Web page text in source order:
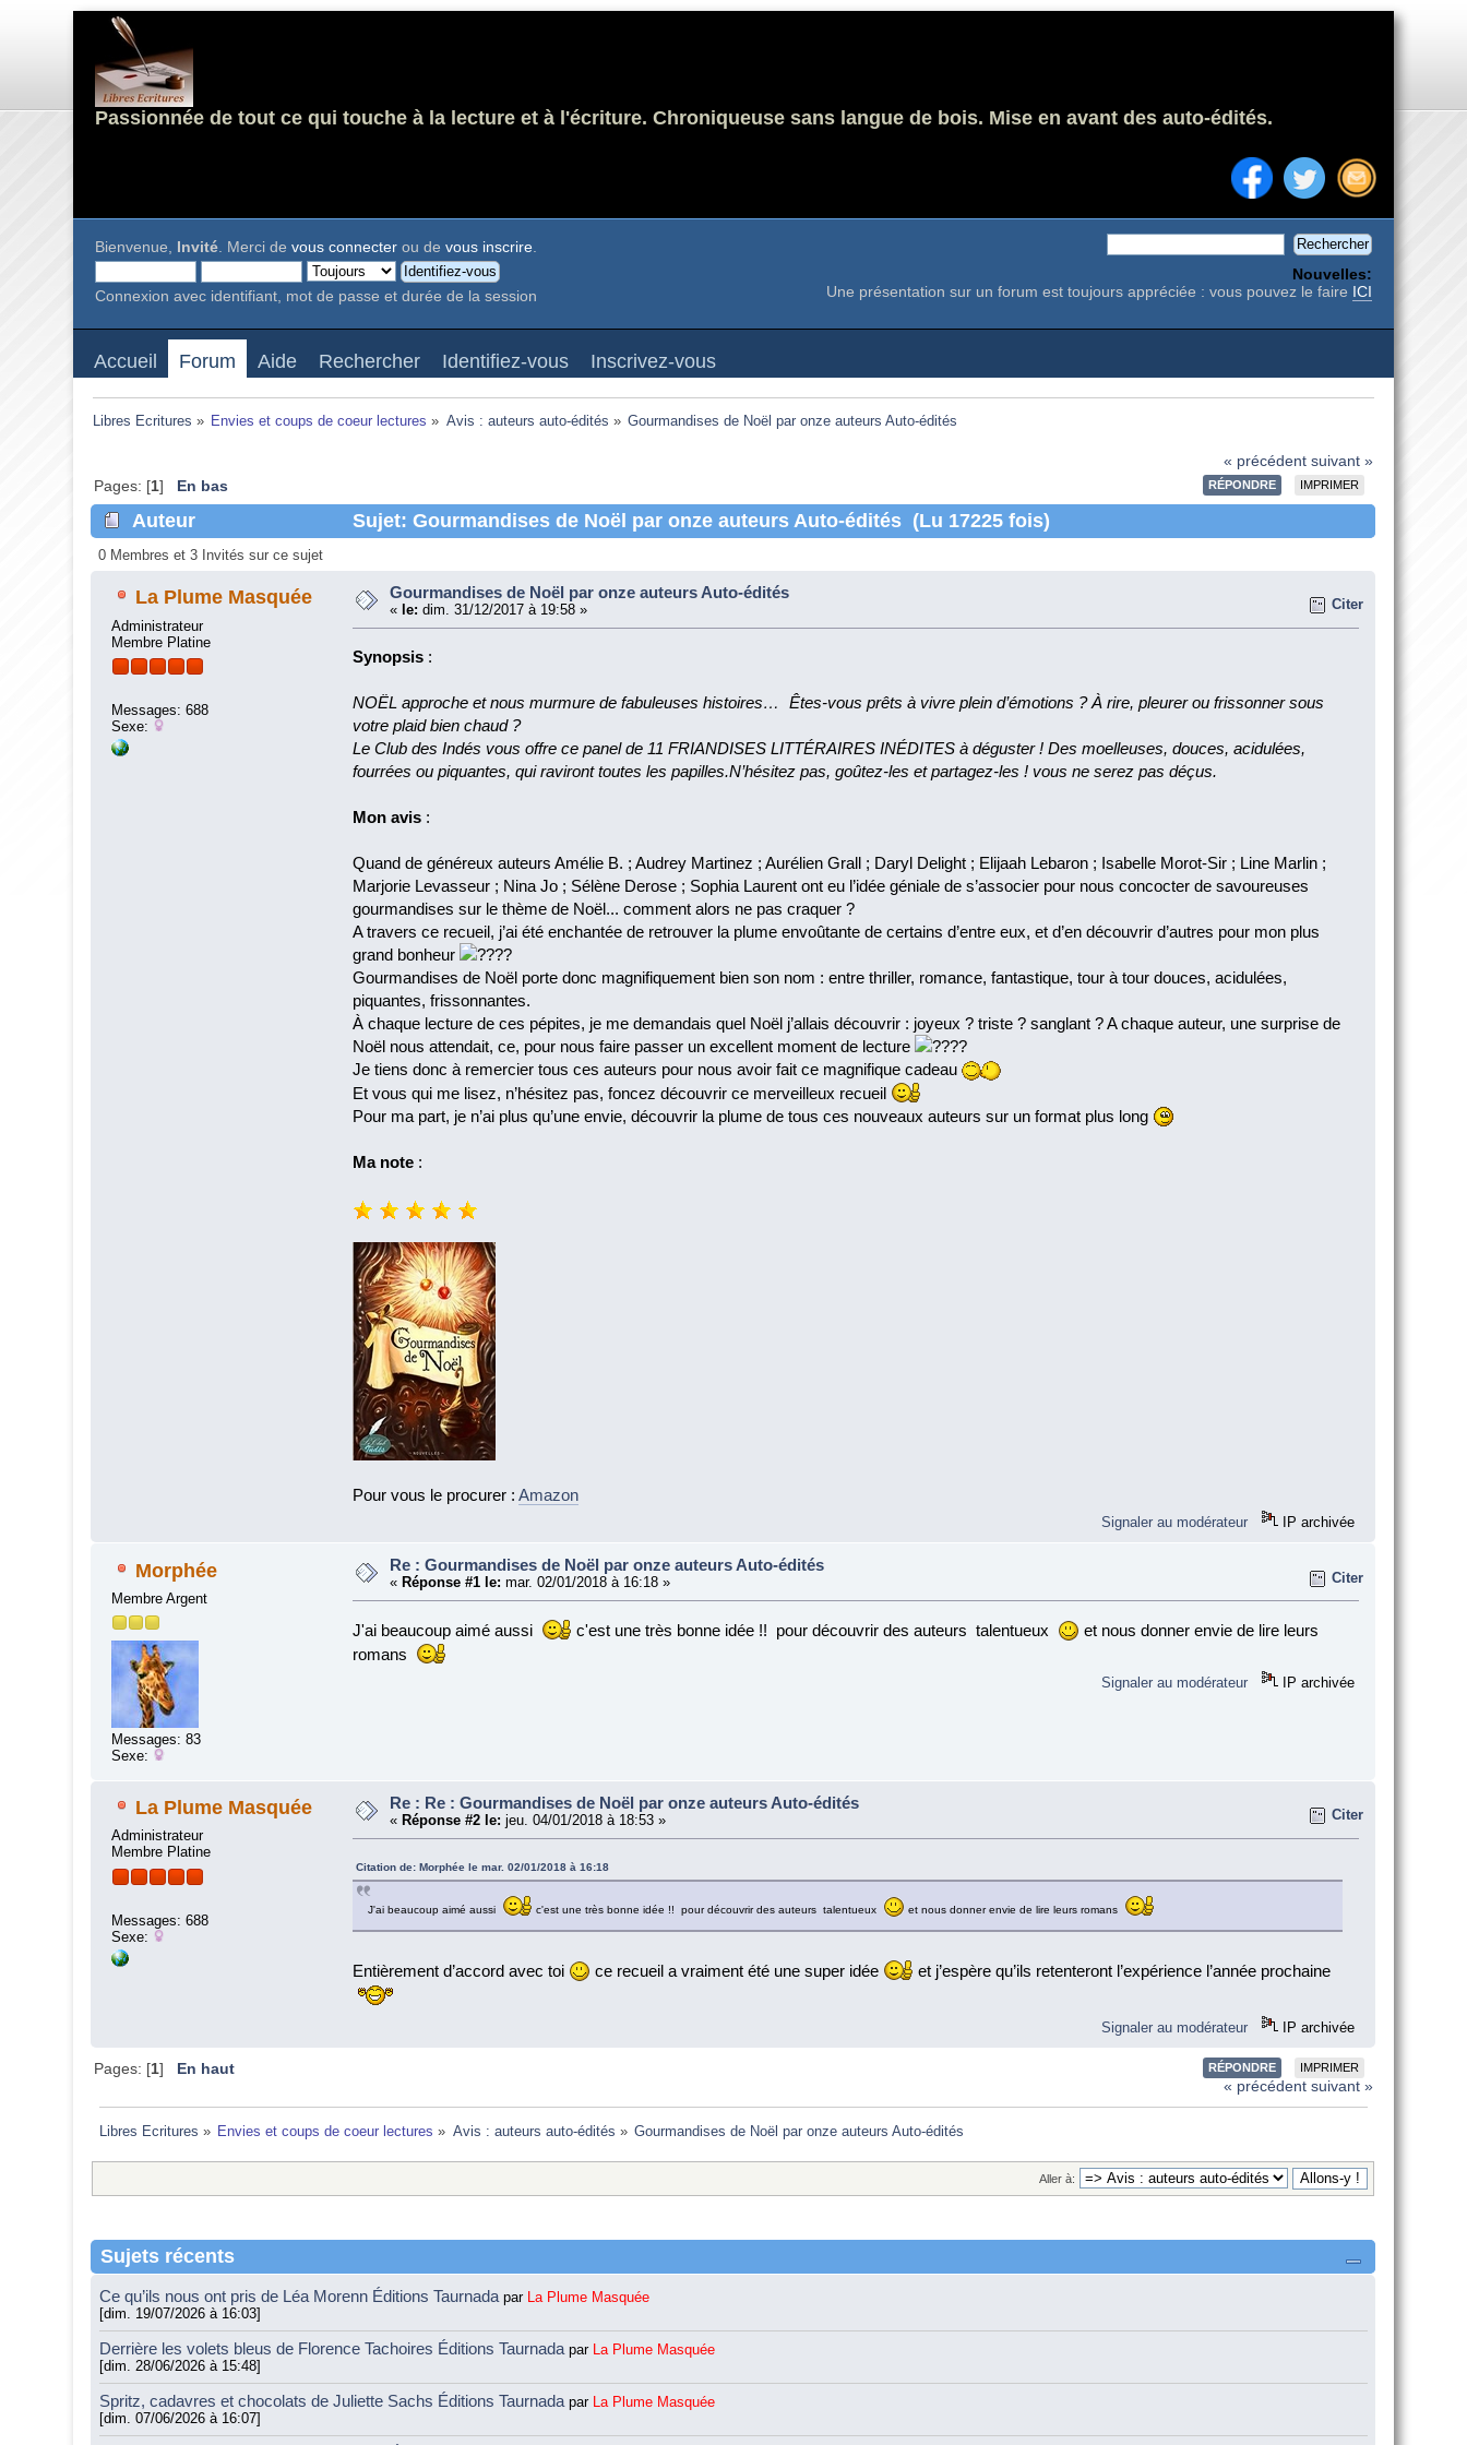
Passionnée de tout ce qui touche à la lecture et à l'écriture. Chroniqueuse sans langue de bois. Mise en avant des auto-édités.
Bienvenue, Invité. Merci devous connecter ou devous inscrire.
Connexion avec identifiant, mot de passe et durée de la session
Nouvelles:
Une présentation sur un forum est toujours appréciée : vous pouvez le faire ICI
Accueil Forum Aide Rechercher Identifiez-vous Inscrivez-vous
Libres Ecritures » Envies et coups de coeur lectures » Avis : auteurs auto-édités » Gourmandises de Noël par onze auteurs Auto-édités
« précédent suivant »
RÉPONDRE IMPRIMER
Pages: [1] En bas
Auteur Sujet: Gourmandises de Noël par onze auteurs Auto-édités (Lu 17225 fois)
0 Membres et 3 Invités sur ce sujet
La Plume Masquée
Administrateur
Membre Platine
Messages: 688
Sexe:
Gourmandises de Noël par onze auteurs Auto-édités
« le: dim. 31/12/2017 à 19:58 » Citer
Synopsis :
NOËL approche et nous murmure de fabuleuses histoires… Êtes-vous prêts à vivre plein d’émotions ? À rire, pleurer ou frissonner sous
votre plaid bien chaud ?
Le Club des Indés vous offre ce panel de 11 FRIANDISES LITTÉRAIRES INÉDITES à déguster ! Des moelleuses, douces, acidulées,
fourrées ou piquantes, qui raviront toutes les papilles.N’hésitez pas, goûtez-les et partagez-les ! vous ne serez pas déçus.
Mon avis :
Quand de généreux auteurs Amélie B. ; Audrey Martinez ; Aurélien Grall ; Daryl Delight ; Elijaah Lebaron ; Isabelle Morot-Sir ; Line Marlin ;
Marjorie Levasseur ; Nina Jo ; Sélène Derose ; Sophia Laurent ont eu l’idée géniale de s’associer pour nous concocter de savoureuses
gourmandises sur le thème de Noël... comment alors ne pas craquer ?
A travers ce recueil, j’ai été enchantée de retrouver la plume envoûtante de certains d’entre eux, et d’en découvrir d’autres pour mon plus
grand bonheur
?
Gourmandises de Noël porte donc magnifiquement bien son nom : entre thriller, romance, fantastique, tour à tour douces, acidulées,
piquantes, frissonnantes.
À chaque lecture de ces pépites, je me demandais quel Noël j’allais découvrir : joyeux ? triste ? sanglant ? A chaque auteur, une surprise de
Noël nous attendait, ce, pour nous faire passer un excellent moment de lecture
?
Je tiens donc à remercier tous ces auteurs pour nous avoir fait ce magnifique cadeau
Et vous qui me lisez, n’hésitez pas, foncez découvrir ce merveilleux recueil
Pour ma part, je n’ai plus qu’une envie, découvrir la plume de tous ces nouveaux auteurs sur un format plus long
Ma note :
Pour vous le procurer :Amazon
Signaler au modérateur IP archivée
Morphée
Membre Argent
Messages: 83
Sexe:
Re : Gourmandises de Noël par onze auteurs Auto-édités
« Réponse #1 le: mar. 02/01/2018 à 16:18 » Citer
J'ai beaucoup aimé aussi c'est une très bonne idée !! pour découvrir des auteurs talentueux
et nous donner envie de lire leurs
romans
Signaler au modérateur IP archivée
La Plume Masquée
Administrateur
Membre Platine
Messages: 688
Sexe:
Re : Re : Gourmandises de Noël par onze auteurs Auto-édités
« Réponse #2 le: jeu. 04/01/2018 à 18:53 » Citer
Citation de: Morphée le mar. 02/01/2018 à 16:18
J'ai beaucoup aimé aussi c'est une très bonne idée !! pour découvrir des auteurs talentueux et nous donner envie de lire leurs romans
Entièrement d’accord avec toi ce recueil a vraiment été une super idée et j’espère qu’ils retenteront l’expérience l’année prochaine
Signaler au modérateur IP archivée
RÉPONDRE IMPRIMER
Pages: [1]
En haut
« précédent suivant »
Libres Ecritures » Envies et coups de coeur lectures » Avis : auteurs auto-édités » Gourmandises de Noël par onze auteurs Auto-édités
Aller à:
Sujets récents
Ce qu’ils nous ont pris de Léa Morenn Éditions Taurnada par La Plume Masquée
[dim. 19/07/2026 à 16:03]
Derrière les volets bleus de Florence Tachoires Éditions Taurnada par La Plume Masquée
[dim. 28/06/2026 à 15:48]
Spritz, cadavres et chocolats de Juliette Sachs Éditions Taurnada par La Plume Masquée
[dim. 07/06/2026 à 16:07]